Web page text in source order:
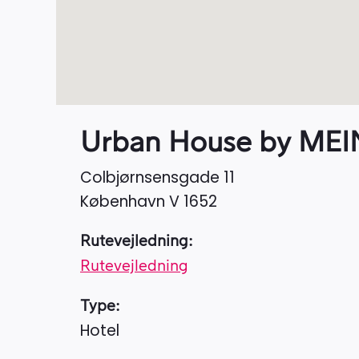
Urban House by
Colbjørnsensgade 11
København V 1652
Rutevejledning:
Rutevejledning
Type:
Hotel